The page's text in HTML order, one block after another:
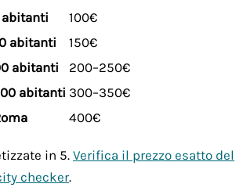
abitanti
100€
abitanti
150€
abitanti
200–250€
abitanti 300–350€
400€
in 5. Verifica il prezzo esatto del
checker.